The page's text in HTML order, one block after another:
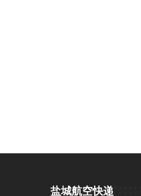
盐城航空快递